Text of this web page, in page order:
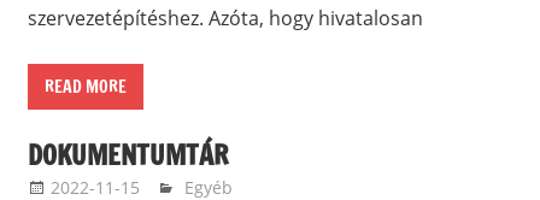
szervezetépítéshez. Azóta, hogy hivatalosan
READ MORE
DOKUMENTUMTÁR
2022-11-15 nagydavid
Egyéb